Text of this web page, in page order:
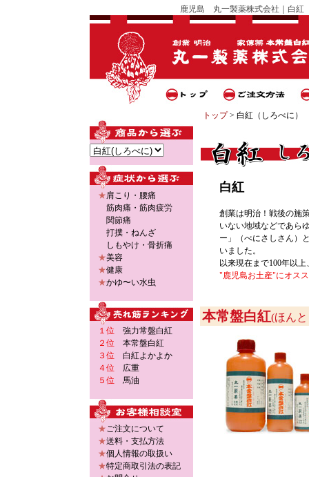
鹿児島 丸一製薬株式会社｜白紅
★肩こり・腰痛
筋肉痛 ・ 筋肉疲労
関節痛
打撲・ねんざ
しもやけ・骨折痛
★美容
★健康
★かゆ〜い水虫
１位
強力常盤白紅
２位
本常盤白紅
３位
白紅よかよか
４位
広重
５位
馬油
★ご注文について
★送料・支払方法
★個人情報の取扱い
★特定商取引法の表記
トップ> 白紅（しろべに）
白紅
創業は明治！戦後の施
いない地域などであら
ー」（べにさしさん）
いました。
以来現在まで100年以
"鹿児島お土産"にオス
本常盤白紅(ほん